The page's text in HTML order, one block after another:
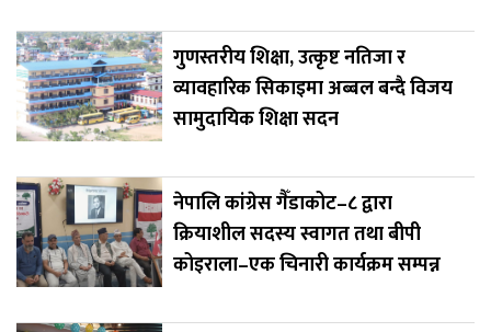
गुणस्तरीय शिक्षा, उत्कृष्ट नतिजा र
व्यावहारिक सिकाइमा अब्बल बन्दै विजय
सामुदायिक शिक्षा सदन
नेपालि कांग्रेस गैँडाकोट–८ द्वारा
क्रियाशील सदस्य स्वागत तथा बीपी
कोइराला–एक चिनारी कार्यक्रम सम्पन्न